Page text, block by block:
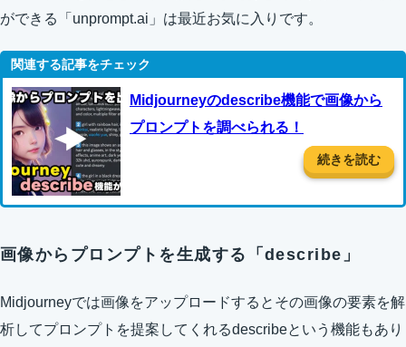
ができる「unprompt.ai」は最近お気に入りです。
Midjourneyのdescribe機能で画像から
プロンプトを調べられる！
続きを読む
画像からプロンプトを生成する「describe」
Midjourneyでは画像をアップロードするとその画像の要素を解
析してプロンプトを提案してくれるdescribeという機能もあり